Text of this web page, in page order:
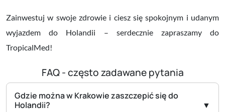
Zainwestuj w swoje zdrowie i ciesz się spokojnym i udanym
wyjazdem do Holandii – serdecznie zapraszamy do
TropicalMed!
FAQ - często zadawane pytania
Gdzie można w Krakowie zaszczepić się do
Holandii?